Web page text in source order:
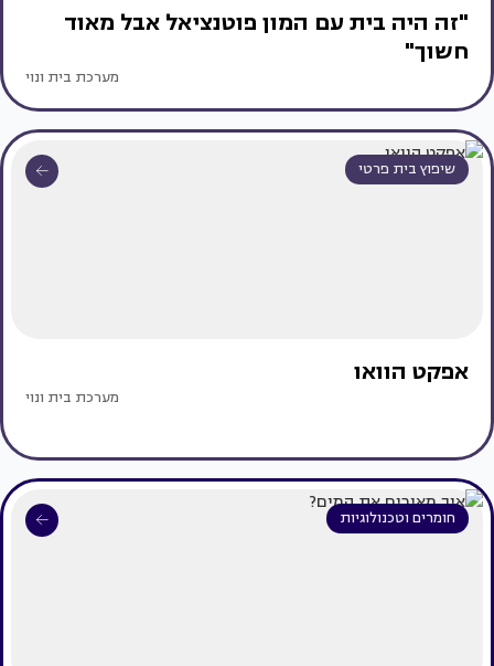
"זה היה בית עם המון פוטנציאל אבל מאוד
חשוך"
מערכת בית ונוי
שיפוץ בית פרטי
אפקט הוואו
מערכת בית ונוי
חומרים וטכנולוגיות